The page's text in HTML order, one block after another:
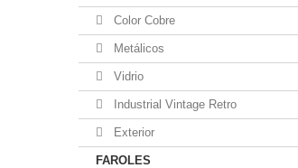
Color Cobre
Metálicos
Vidrio
Industrial Vintage Retro
Exterior
FAROLES